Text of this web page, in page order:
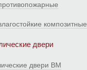
композитные
двери
двери ВМ